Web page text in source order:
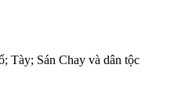
Tày; Sán Chay và dân tộc